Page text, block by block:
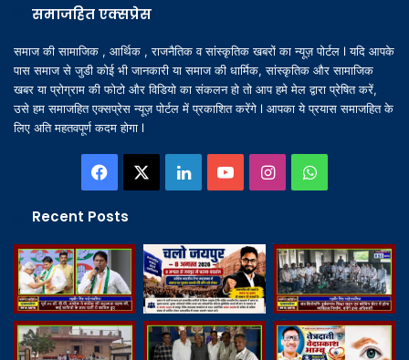
समाजहित एक्सप्रेस
समाज की सामाजिक , आर्थिक , राजनैतिक व सांस्कृतिक खबरों का न्यूज़ पोर्टल l यदि आपके
पास समाज से जुडी कोई भी जानकारी या समाज की धार्मिक, सांस्कृतिक और सामाजिक
खबर या प्रोग्राम की फोटो और विडियो का संकलन हो तो आप हमे मेल द्वारा प्रेषित करें,
उसे हम समाजहित एक्सप्रेस न्यूज़ पोर्टल में प्रकाशित करेंगे l आपका ये प्रयास समाजहित के
लिए अति महतवपूर्ण कदम होगा l
Facebook LinkedInYouTubeInstagramWhatsApp
Recent Posts